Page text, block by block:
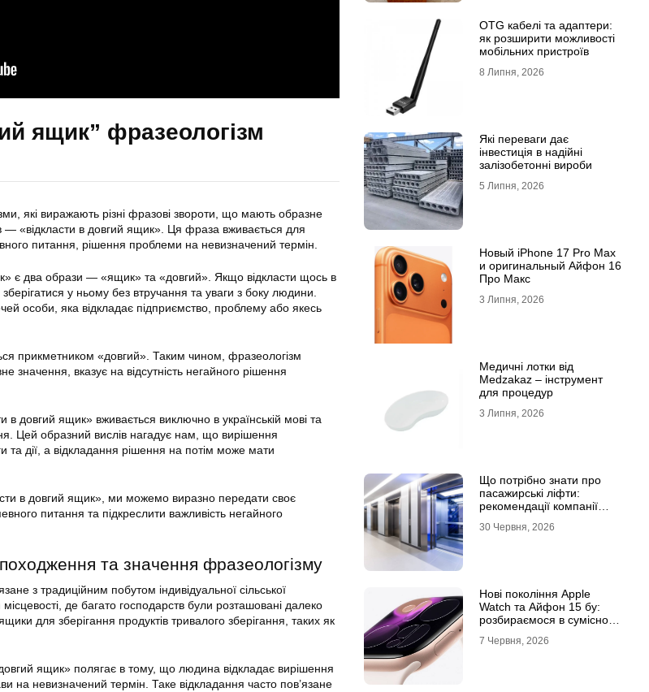
ящик” фразеологізм
які виражають різні фразові звороти, що мають образне
— «відкласти в довгий ящик». Ця фраза вживається для
питання, рішення проблеми на невизначений термін.
є два образи — «ящик» та «довгий». Якщо відкласти щось в
у ньому без втручання та уваги з боку людини.
особи, яка відкладає підприємство, проблему або якесь
прикметником «довгий». Таким чином, фразеологізм
значення, вказує на відсутність негайного рішення
в довгий ящик» вживається виключно в українській мові та
Цей образний вислів нагадує нам, що вирішення
та дії, а відкладання рішення на потім може мати
в довгий ящик», ми можемо виразно передати своє
питання та підкреслити важливість негайного
та значення фразеологізму
з традиційним побутом індивідуальної сільської
місцевості, де багато господарств були розташовані далеко
для зберігання продуктів тривалого зберігання, таких як
ящик» полягає в тому, що людина відкладає вирішення
на невизначений термін. Таке відкладання часто пов’язане
OTG кабелі та адаптери:
як розширити можливості
мобільних пристроїв
8 Липня, 2026
Які переваги дає
інвестиція в надійні
залізобетонні вироби
5 Липня, 2026
Новый iPhone 17 Pro Max
и оригинальный Айфон 16
Про Макс
3 Липня, 2026
Медичні лотки від
Medzakaz – інструмент
для процедур
3 Липня, 2026
Що потрібно знати про
пасажирські ліфти:
рекомендації компанії
30 Червня, 2026
Нові покоління Apple
Watch та Айфон 15 бу:
розбираємося в сумісності
екосистеми
7 Червня, 2026